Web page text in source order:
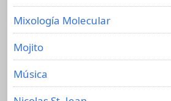
Mixología Molecular
Mojito
Música